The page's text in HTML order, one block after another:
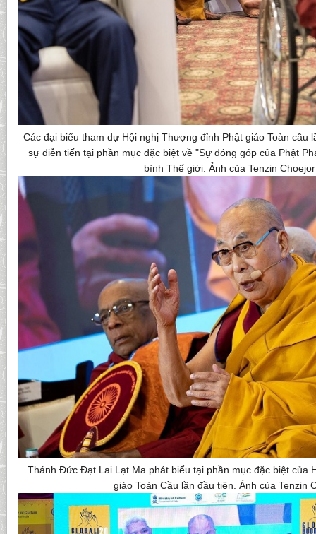
Các đại biểu tham dự Hội nghị Thượng đỉnh Phật giáo Toàn cầu
sự diễn tiến tại phần mục đặc biệt về "Sự đóng góp của Phật
bình Thế giới. Ảnh của Tenzin Choejor
Thánh Đức Đạt Lai Lạt Ma phát biểu tại phần mục đặc biệt của
giáo Toàn Cầu lần đầu tiên. Ảnh của Tenzin